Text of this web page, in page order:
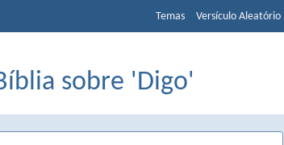
Temas Versículo Aleatório
sobre 'Digo'